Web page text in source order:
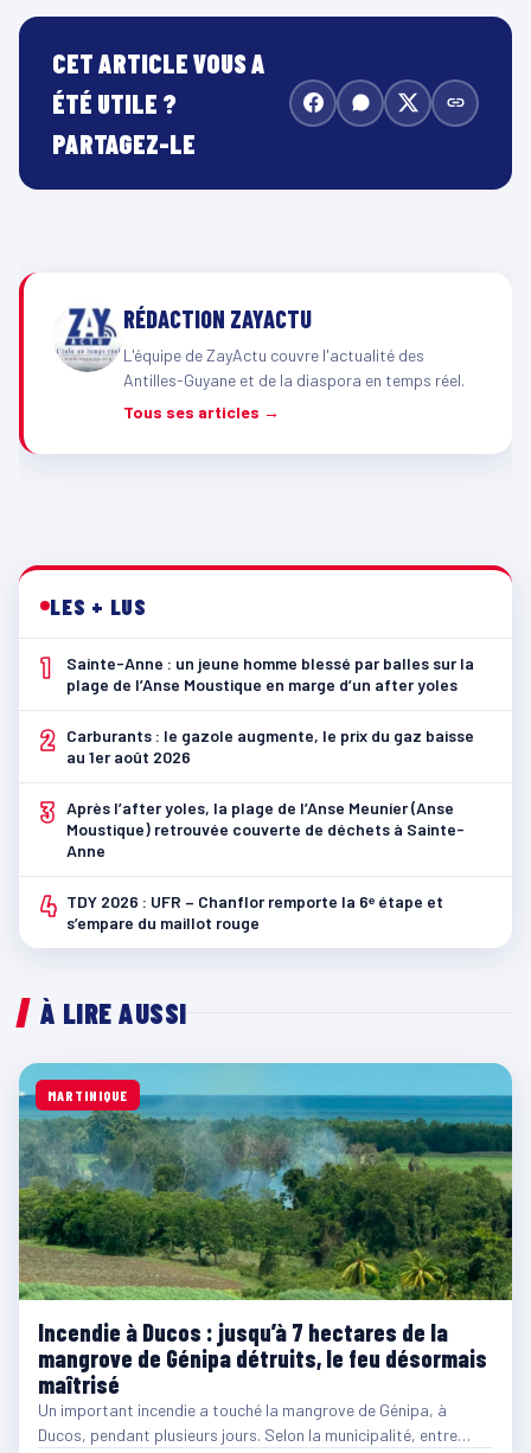
CET ARTICLE VOUS A
ÉTÉ UTILE ?
PARTAGEZ-LE
RÉDACTION ZAYACTU
L'équipe de ZayActu couvre l'actualité des
Antilles-Guyane et de la diaspora en temps réel.
Tous ses articles →
LES + LUS
1
Sainte-Anne : un jeune homme blessé par balles sur la
plage de l’Anse Moustique en marge d’un after yoles
2
Carburants : le gazole augmente, le prix du gaz baisse
au 1er août 2026
3 Après l’after yoles, la plage de l’Anse Meunier (Anse
Moustique) retrouvée couverte de déchets à Sainte-
Anne
4 TDY 2026 : UFR – Chanflor remporte la 6ᵉ étape et
s’empare du maillot rouge
À LIRE AUSSI
MARTINIQUE
Incendie à Ducos : jusqu’à 7 hectares de la
mangrove de Génipa détruits, le feu désormais
maîtrisé
Un important incendie a touché la mangrove de Génipa, à
Ducos, pendant plusieurs jours. Selon la municipalité, entre…